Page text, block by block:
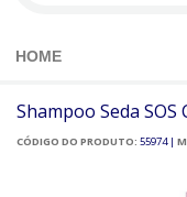
HOME
Shampoo Seda SOS
CÓDIGO DO PRODUTO: 55974 |